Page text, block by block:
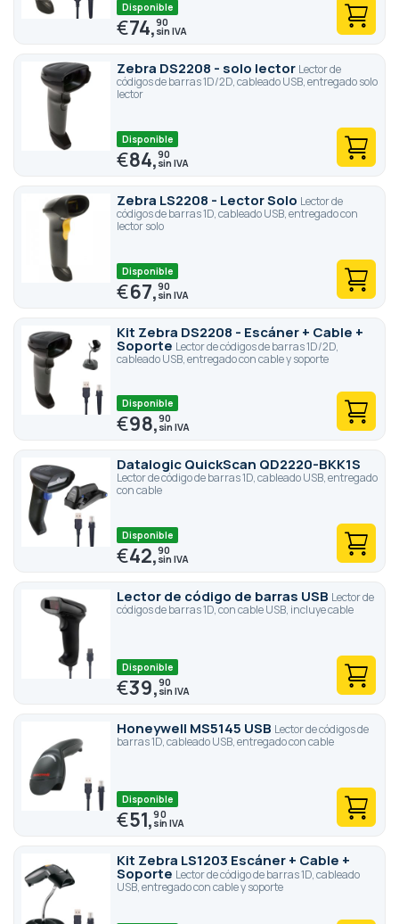
Disponible
€74,90
Zebra DS2208 - solo lector Lector de
códigos de barras 1D/2D, cableado USB, entregado solo
lector
Disponible
€84,90
Zebra LS2208 - Lector Solo Lector de
códigos de barras 1D, cableado USB, entregado con
lector solo
Disponible
€67,90
Kit Zebra DS2208 - Escáner + Cable +
Soporte Lector de códigos de barras 1D/2D,
cableado USB, entregado con cable y soporte
Disponible
€98,90
Datalogic QuickScan QD2220-BKK1S
Lector de código de barras 1D, cableado USB, entregado
con cable
Disponible
€42,90
Lector de código de barras USB Lector de
códigos de barras 1D, con cable USB, incluye cable
Disponible
€39,90
Honeywell MS5145 USB Lector de códigos de
barras 1D, cableado USB, entregado con cable
Disponible
€51,90
Kit Zebra LS1203 Escáner + Cable +
Soporte Lector de código de barras 1D, cableado
USB, entregado con cable y soporte